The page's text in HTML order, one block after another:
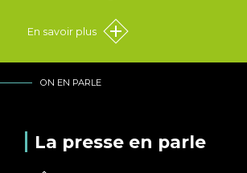
En savoir plus
ON EN PARLE
La presse en parle